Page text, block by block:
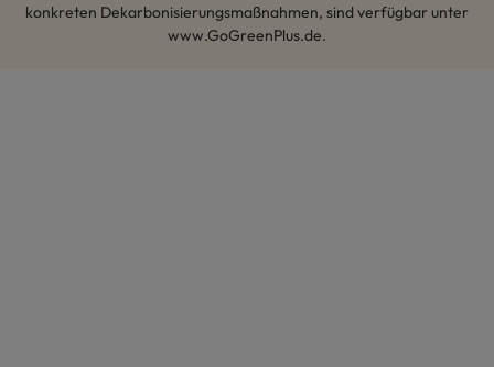
konkreten Dekarbonisierungsmaßnahmen, sind verfügbar unter
www.GoGreenPlus.de.